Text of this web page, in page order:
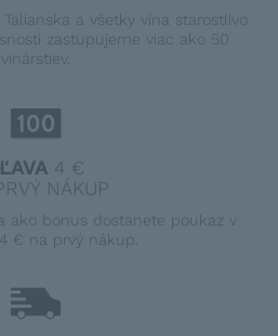
a všetky vína starostlivo
zastupujeme viac ako 50
vinárstiev.
4 €
NÁKUP
ako bonus dostanete poukaz v
€ na prvý nákup.